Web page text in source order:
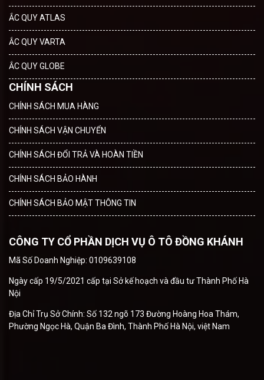
ẮC QUY ATLAS
ẮC QUY VARTA
ẮC QUY GLOBE
CHÍNH SÁCH
CHÍNH SÁCH MUA HÀNG
CHÍNH SÁCH VẬN CHUYỂN
CHÍNH SÁCH ĐỔI TRẢ VÀ HOÀN TIỀN
CHÍNH SÁCH BẢO HÀNH
CHÍNH SÁCH BẢO MẬT THÔNG TIN
CÔNG TY CỔ PHẦN DỊCH VỤ Ô TÔ ĐỒNG KHÁNH
Mã Số Doanh Nghiệp: 0109639108
Ngày cấp 19/5/2021 cấp tại Sở kế hoạch và đầu tư Thành Phố Hà
Nội
Địa Chỉ Trụ Sở Chính: Số 132 ngõ 173 Đường Hoàng Hoa Thám,
Phường Ngọc Hà, Quận Ba Đình, Thành Phố Hà Nội, việt Nam